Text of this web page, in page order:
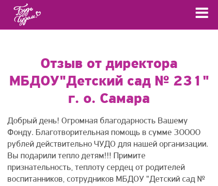
Отзыв от директора
МБДОУ"Детский сад № 231"
г. о. Самара
Добрый день! Огромная благодарность Вашему
Фонду. Благотворительная помощь в сумме 30000
рублей действительно ЧУДО для нашей организации.
Вы подарили тепло детям!!! Примите
признательность, теплоту сердец от родителей
воспитанников, сотрудников МБДОУ "Детский сад №